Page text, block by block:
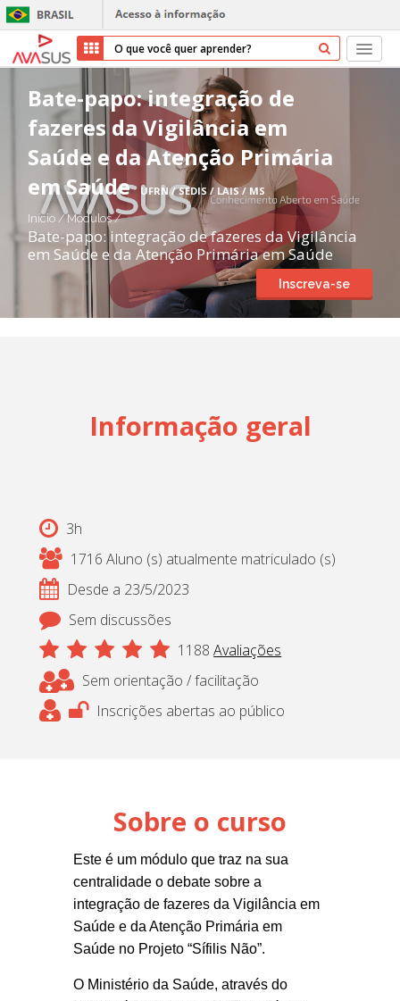
Início
Cursos
Parceiros
Sobre nós
Transparência
Repositório
Cadastrar
Bate-papo: integração de
fazeres da Vigilância em
Saúde e da Atenção Primária
em Saúde UFRN / SEDIS / LAIS / MS
Início / Módulos/
Bate-papo: integração de fazeres da Vigilância
em Saúde e da Atenção Primária em Saúde
Inscreva-se
Informação geral
3h
1716 Aluno (s) atualmente matriculado (s)
Desde a 23/5/2023
Sem discussões
1188 Avaliações
Sem orientação / facilitação
Inscrições abertas ao público
Sobre o curso
Este é um módulo que traz na sua
centralidade o debate sobre a
integração de fazeres da Vigilância em
Saúde e da Atenção Primária em
Saúde no Projeto “Sífilis Não”.
O Ministério da Saúde, através do